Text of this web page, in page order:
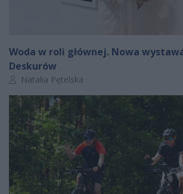
Woda w roli głównej. Nowa
Deskurów
Autor artykułu:
Natalia Pętelska